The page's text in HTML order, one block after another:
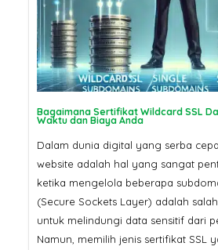
Bagaimana Sertifikat Wildcard SSL
Waktu dan Biaya Anda
Dalam dunia digital yang serba
website adalah hal yang sangat
ketika mengelola beberapa
(Secure Sockets Layer) adalah
untuk melindungi data sensitif dari
Namun, memilih jenis sertifikat SSL